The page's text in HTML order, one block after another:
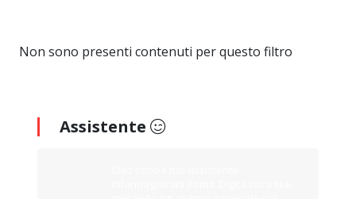
Non sono presenti contenuti per questo filtro
Assistente